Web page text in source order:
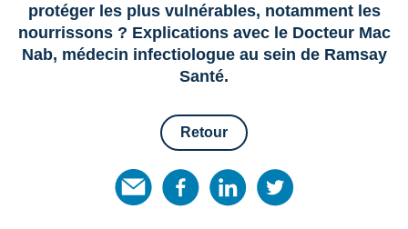
protéger les plus vulnérables, notamment les
nourrissons ? Explications avec le Docteur Mac
Nab, médecin infectiologue au sein de Ramsay
Santé.
Retour